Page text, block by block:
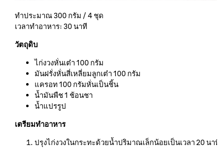
ทำประมาณ 300 กรัม / 4 ชุด
เวลาทำอาหาร: 30 นาที
วัตถุดิบ
ไก่งวงหั่นเต๋า 100 กรัม
มันฝรั่งหั่นสี่เหลี่ยมลูกเต๋า 100 กรัม
แครอท 100 กรัมหั่นเป็นชิ้น
น้ำมันพืช 1 ช้อนชา
น้ำแปรรูป
เตรียมทำอาหาร
ปรุงไก่งวงในกระทะด้วยน้ำปริมาณเล็กน้อยเป็นเวลา 20 นา